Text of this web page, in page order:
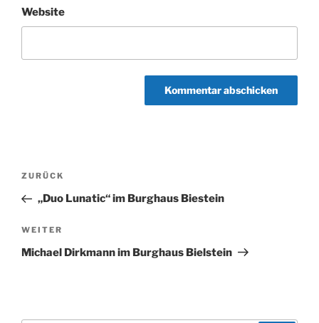
Website
Beitragsnavigation
Vorheriger
Beitrag
ZURÜCK
„Duo Lunatic“ im Burghaus Biestein
Nächster
Beitrag
WEITER
Michael Dirkmann im Burghaus Bielstein